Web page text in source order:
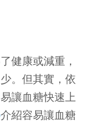
健康或減重，
。但其實，依
讓血糖快速上
介紹容易讓血糖